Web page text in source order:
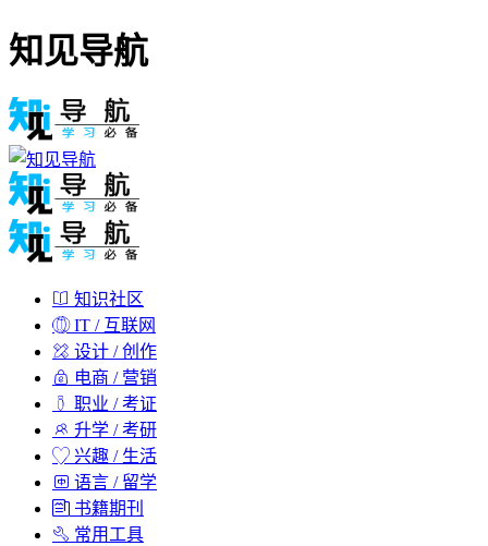
知见导航
知识社区
IT / 互联网
设计 / 创作
电商 / 营销
职业 / 考证
升学 / 考研
兴趣 / 生活
语言 / 留学
书籍期刊
常用工具